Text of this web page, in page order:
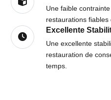
Une faible
restaurations fiables
Excellente
Une excellente
restauration de
temps.